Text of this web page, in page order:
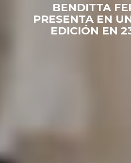
BENDITTA
PRESENTA EN
EDICIÓN EN